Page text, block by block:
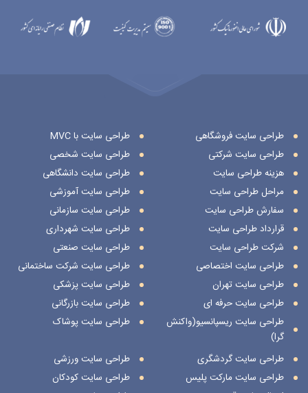
طراحی سایت فروشگاهی
طراحی سایت شرکتی
هزینه طراحی سایت
مراحل طراحی سایت
سفارش طراحی سایت
قرارداد طراحی سایت
شرکت طراحی سایت
طراحی سایت اختصاصی
طراحی سایت تهران
طراحی سایت حرفه ای
طراحی سایت ریسپانسیو(واکنش
گرا)
طراحی سایت با MVC
طراحی سایت شخصی
طراحی سایت دانشگاهی
طراحی سایت آموزشی
طراحی سایت سازمانی
طراحی سایت شهرداری
طراحی سایت صنعتی
طراحی سایت شرکت ساختمانی
طراحی سایت پزشکی
طراحی سایت بازرگانی
طراحی سایت پوشاک
طراحی سایت گردشگری
طراحی سایت مارکت پلیس
طراحی سایت ورزشی
طراحی سایت کودکان